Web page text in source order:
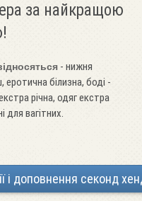
за найкращою
- нижня
еротична білизна, боді -
річна, одяг екстра
для вагітних.
і доповнення секонд